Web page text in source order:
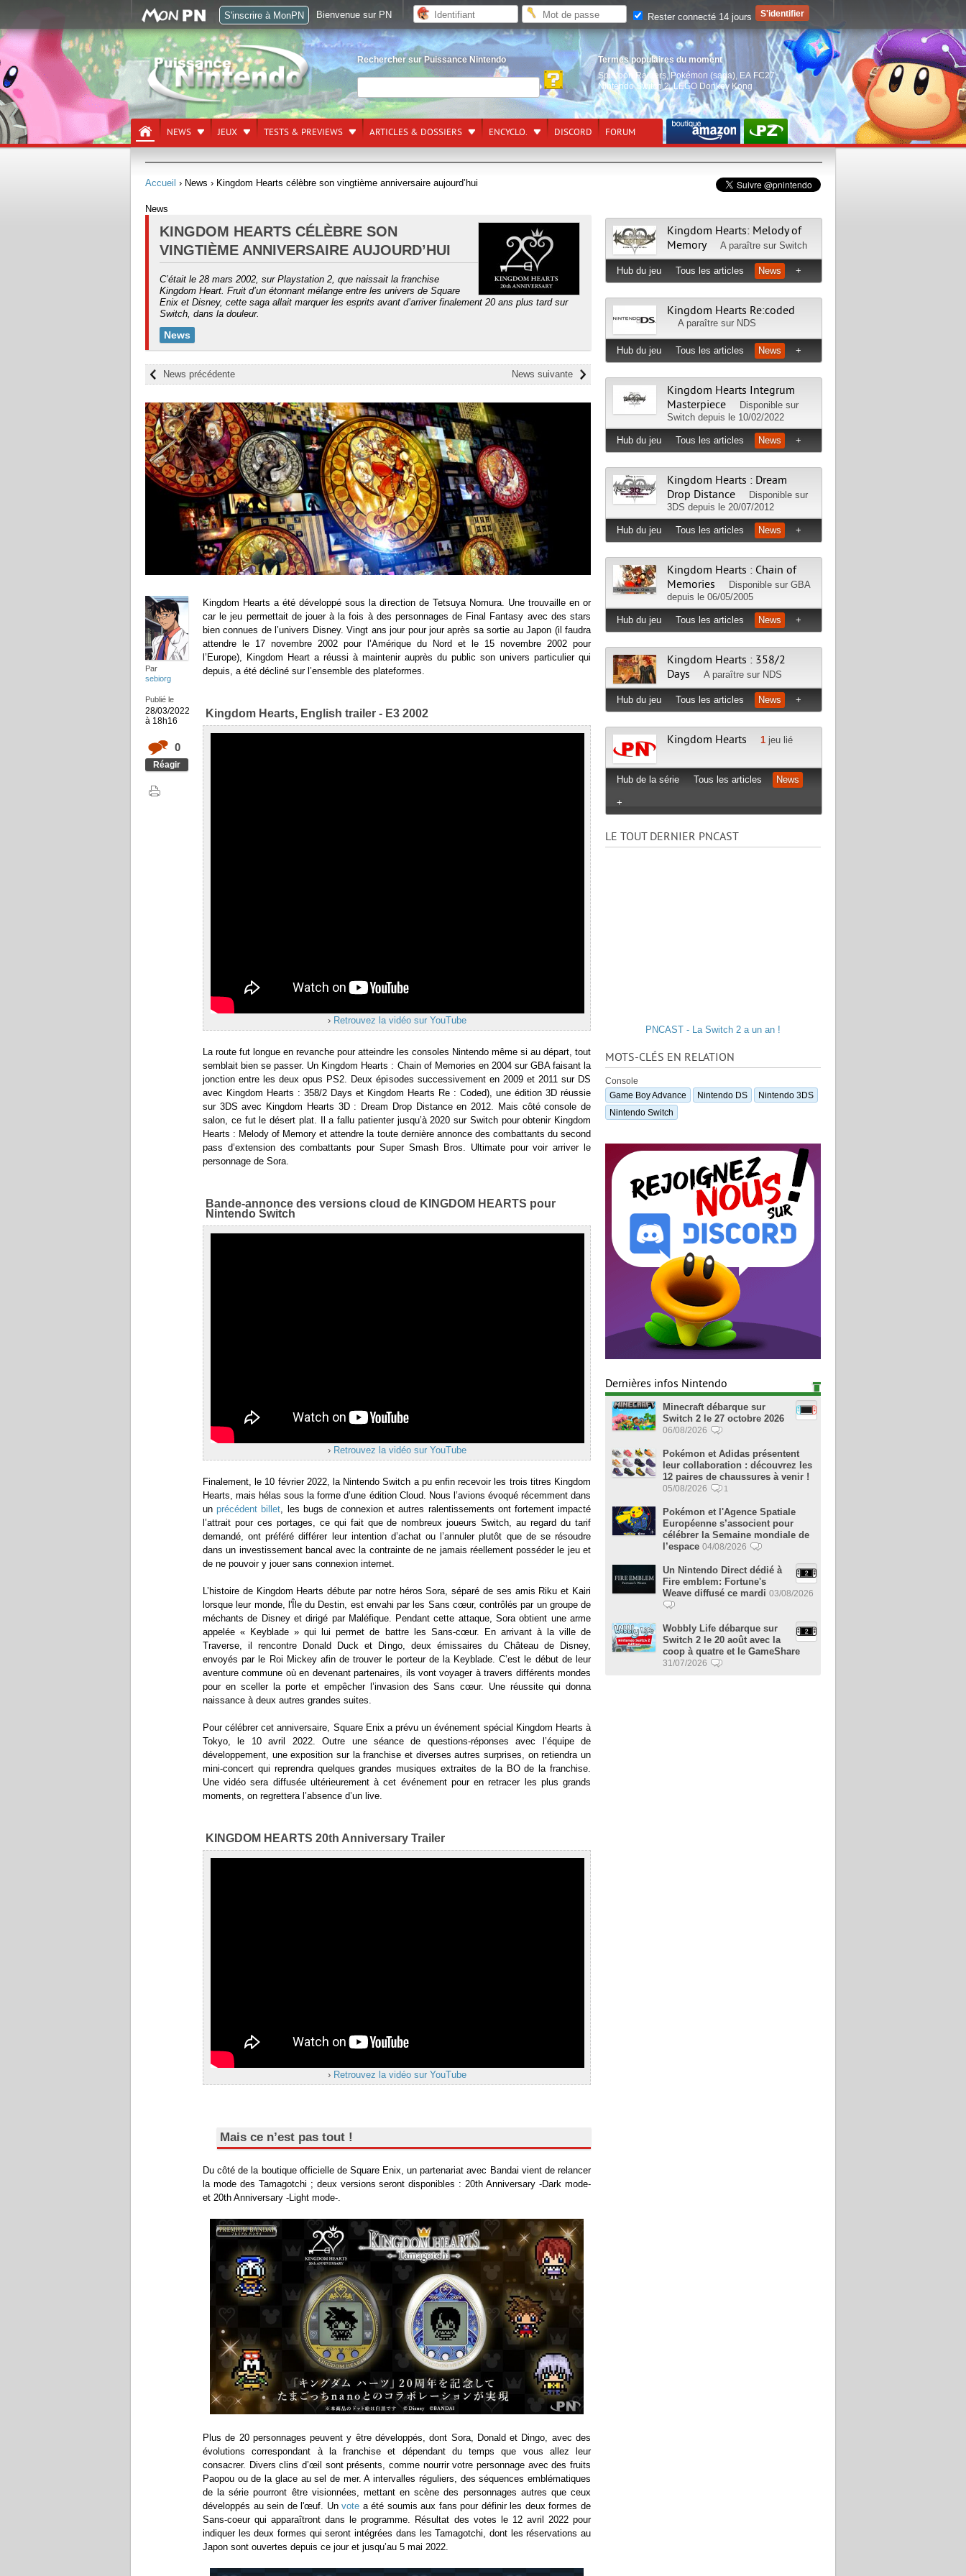
Rechercher sur Puissance Nintendo
Termes populaires du moment
Splatoon Raiders, Pokémon (saga) EA FC27,
Nintendo Switch 2,LEGO Donkey Kong
NEWS JEUX TESTS & PREVIEWS ARTICLES & DOSSIERS ENCYCLO. DISCORD FORUM
Accueil › News › Kingdom Hearts célèbre son vingtième anniversaire aujourd’hui
News
KINGDOM HEARTS CÉLÈBRE SON
VINGTIÈME ANNIVERSAIRE AUJOURD’HUI
C’était le 28 mars 2002, sur Playstation 2, que naissait la franchise
Kingdom Heart. Fruit d’un étonnant mélange entre les univers de Square
Enix et Disney, cette saga allait marquer les esprits avant d’arriver finalement 20 ans plus tard sur
Switch, dans la douleur.
News
News suivante
News précédente
Par
sebiorg
Publié le
28/03/2022
à 18h16
0
Réagir
Kingdom Hearts a été développé sous la direction de Tetsuya Nomura. Une trouvaille en or
car le jeu permettait de jouer à la fois à des personnages de Final Fantasy avec des stars
bien connues de l’univers Disney. Vingt ans jour pour jour après sa sortie au Japon (il faudra
attendre le 17 novembre 2002 pour l’Amérique du Nord et le 15 novembre 2002 pour
l’Europe), Kingdom Heart a réussi à maintenir auprès du public son univers particulier qui
depuis, a été décliné sur l’ensemble des plateformes.
Kingdom Hearts, English trailer - E3 2002
› Retrouvez la vidéo sur YouTube
La route fut longue en revanche pour atteindre les consoles Nintendo même si au départ, tout
semblait bien se passer. Un Kingdom Hearts : Chain of Memories en 2004 sur GBA faisant la
jonction entre les deux opus PS2. Deux épisodes successivement en 2009 et 2011 sur DS
avec Kingdom Hearts : 358/2 Days et Kingdom Hearts Re : Coded), une édition 3D réussie
sur 3DS avec Kingdom Hearts 3D : Dream Drop Distance en 2012. Mais côté console de
salon, ce fut le désert plat. Il a fallu patienter jusqu’à 2020 sur Switch pour obtenir Kingdom
Hearts : Melody of Memory et attendre la toute dernière annonce des combattants du second
pass d’extension des combattants pour Super Smash Bros. Ultimate pour voir arriver le
personnage de Sora.
Bande-annonce des versions cloud de KINGDOM HEARTS pour
Nintendo Switch
› Retrouvez la vidéo sur YouTube
Finalement, le 10 février 2022, la Nintendo Switch a pu enfin recevoir les trois titres Kingdom
Hearts, mais hélas sous la forme d’une édition Cloud. Nous l’avions évoqué récemment dans
unprécédent billet, les bugs de connexion et autres ralentissements ont fortement impacté
l’attrait pour ces portages, ce qui fait que de nombreux joueurs Switch, au regard du tarif
demandé, ont préféré différer leur intention d’achat ou l’annuler plutôt que de se résoudre
dans un investissement bancal avec la contrainte de ne jamais réellement posséder le jeu et
de ne pouvoir y jouer sans connexion internet.
L’histoire de Kingdom Hearts débute par notre héros Sora, séparé de ses amis Riku et Kairi
lorsque leur monde, l'Île du Destin, est envahi par les Sans cœur, contrôlés par un groupe de
méchants de Disney et dirigé par Maléfique. Pendant cette attaque, Sora obtient une arme
appelée « Keyblade » qui lui permet de battre les Sans-cœur. En arrivant à la ville de
Traverse, il rencontre Donald Duck et Dingo, deux émissaires du Château de Disney,
envoyés par le Roi Mickey afin de trouver le porteur de la Keyblade. C’est le début de leur
aventure commune où en devenant partenaires, ils vont voyager à travers différents mondes
pour en sceller la porte et empêcher l’invasion des Sans cœur. Une réussite qui donna
naissance à deux autres grandes suites.
Pour célébrer cet anniversaire, Square Enix a prévu un événement spécial Kingdom Hearts à
Tokyo, le 10 avril 2022. Outre une séance de questions-réponses avec l’équipe de
développement, une exposition sur la franchise et diverses autres surprises, on retiendra un
mini-concert qui reprendra quelques grandes musiques extraites de la BO de la franchise.
Une vidéo sera diffusée ultérieurement à cet événement pour en retracer les plus grands
moments, on regrettera l’absence d’un live.
KINGDOM HEARTS 20th Anniversary Trailer
› Retrouvez la vidéo sur YouTube
Mais ce n’est pas tout !
Du côté de la boutique officielle de Square Enix, un partenariat avec Bandai vient de relancer
la mode des Tamagotchi ; deux versions seront disponibles : 20th Anniversary -Dark mode-
et 20th Anniversary -Light mode-.
Plus de 20 personnages peuvent y être développés, dont Sora, Donald et Dingo, avec des
évolutions correspondant à la franchise et dépendant du temps que vous allez leur
consacrer. Divers clins d’œil sont présents, comme nourrir votre personnage avec des fruits
Paopou ou de la glace au sel de mer. A intervalles réguliers, des séquences emblématiques
de la série pourront être visionnées, mettant en scène des personnages autres que ceux
développés au sein de l'œuf. Unvote a été soumis aux fans pour définir les deux formes de
Sans-coeur qui apparaîtront dans le programme. Résultat des votes le 12 avril 2022 pour
indiquer les deux formes qui seront intégrées dans les Tamagotchi, dont les réservations au
Japon sont ouvertes depuis ce jour et jusqu’au 5 mai 2022.
Kingdom Hearts: Melody of
Memory
A paraître sur Switch
Hub du jeu Tous les articles News +
Kingdom Hearts Re:coded
A paraître sur NDS
Hub du jeu Tous les articles News +
Kingdom Hearts Integrum
Masterpiece
Disponible sur
Switch depuis le 10/02/2022
Hub du jeu Tous les articles News +
Kingdom Hearts : Dream
Drop Distance
Disponible sur
3DS depuis le 20/07/2012
Hub du jeu Tous les articles News +
Kingdom Hearts : Chain of
Memories
Disponible sur GBA
depuis le 06/05/2005
Hub du jeu Tous les articles News +
Kingdom Hearts : 358/2
Days
A paraître sur NDS
Hub du jeu Tous les articles News +
Kingdom Hearts 1 jeu lié
Hub de la série Tous les articles News
+
LE TOUT DERNIER PNCAST
PNCAST - La Switch 2 a un an !
MOTS-CLÉS EN RELATION
Console
Game Boy Advance
Nintendo DS
Nintendo 3DS
Nintendo Switch
Dernières infos Nintendo
Minecraft débarque sur
Switch 2 le 27 octobre 2026
06/08/2026
Pokémon et Adidas présentent
leur collaboration : découvrez les
12 paires de chaussures à venir !
05/08/2026 1
Pokémon et l'Agence Spatiale
Européenne s’associent pour
célébrer la Semaine mondiale de
l’espace 04/08/2026
Un Nintendo Direct dédié à
Fire emblem: Fortune's
Weave diffusé ce mardi 03/08/2026
Wobbly Life débarque sur
Switch 2 le 20 août avec la
coop à quatre et le GameShare
31/07/2026
S'inscrire à MonPN Bienvenue sur PN Rester connecté 14 jours